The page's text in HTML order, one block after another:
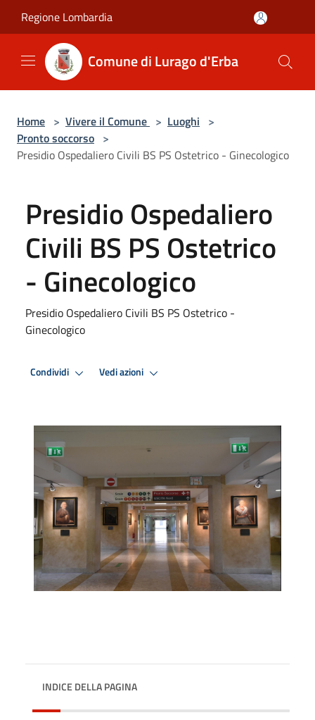
Regione Lombardia
Comune di Lurago d'Erba
Home > Vivere il Comune > Luoghi >
Pronto soccorso >
Presidio Ospedaliero Civili BS PS Ostetrico - Ginecologico
Presidio Ospedaliero
Civili BS PS Ostetrico
- Ginecologico
Presidio Ospedaliero Civili BS PS Ostetrico -
Ginecologico
Condividi Vedi azioni
INDICE DELLA PAGINA